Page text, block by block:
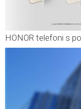
HONOR telefoni s